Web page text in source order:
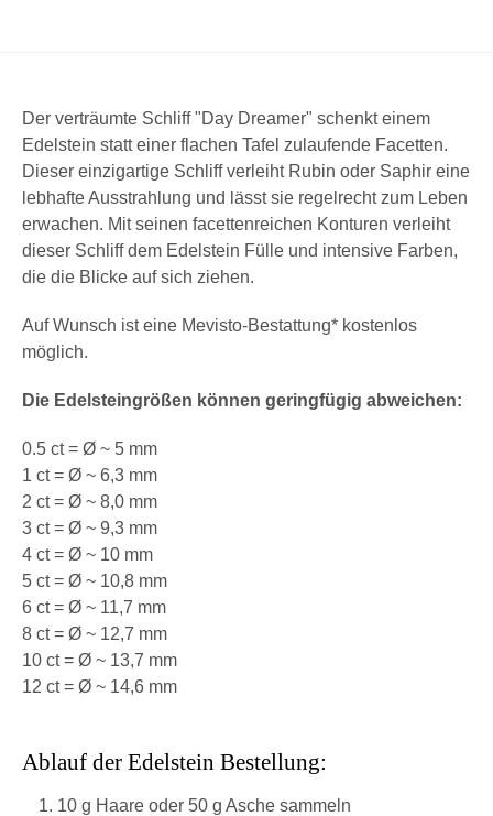
Der verträumte Schliff "Day Dreamer" schenkt einem
Edelstein statt einer flachen Tafel zulaufende Facetten.
Dieser einzigartige Schliff verleiht Rubin oder Saphir eine
lebhafte Ausstrahlung und lässt sie regelrecht zum Leben
erwachen. Mit seinen facettenreichen Konturen verleiht
dieser Schliff dem Edelstein Fülle und intensive Farben,
die die Blicke auf sich ziehen.
Auf Wunsch ist eine Mevisto-Bestattung* kostenlos
möglich.
Die Edelsteingrößen können geringfügig abweichen:
0.5 ct = Ø ~ 5 mm
1 ct = Ø ~ 6,3 mm
2 ct = Ø ~ 8,0 mm
3 ct = Ø ~ 9,3 mm
4 ct = Ø ~ 10 mm
5 ct = Ø ~ 10,8 mm
6 ct = Ø ~ 11,7 mm
8 ct = Ø ~ 12,7 mm
10 ct = Ø ~ 13,7 mm
12 ct = Ø ~ 14,6 mm
Ablauf der Edelstein Bestellung:
10 g Haare oder 50 g Asche sammeln